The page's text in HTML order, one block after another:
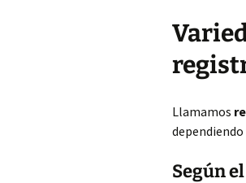
Llamamos
Según